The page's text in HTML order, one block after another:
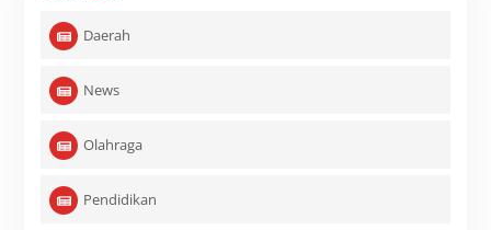
Daerah
News
Olahraga
Pendidikan